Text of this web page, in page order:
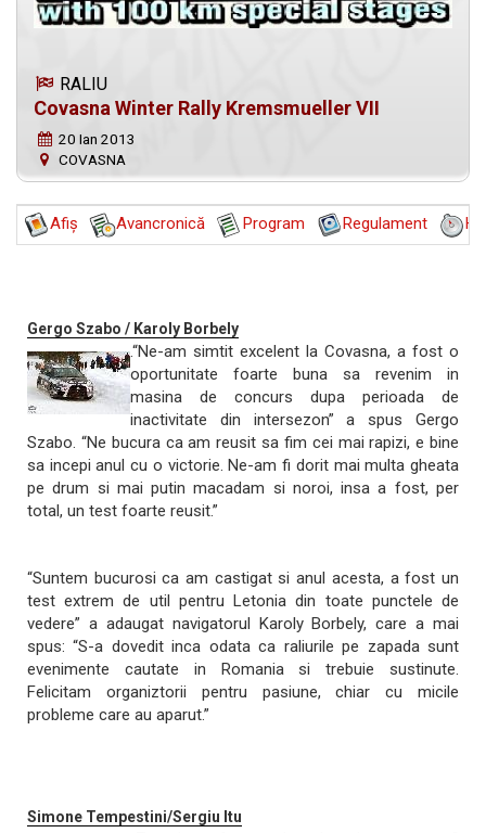
RALIU
Covasna Winter Rally Kremsmueller VII
20 Ian 2013
COVASNA
Afiş Avancronică Program Regulament
Gergo Szabo / Karoly Borbely
.“Ne-am simtit excelent la Covasna, a fost o
oportunitate foarte buna sa revenim in
masina de concurs dupa perioada de
inactivitate din intersezon” a spus Gergo
Szabo. “Ne bucura ca am reusit sa fim cei mai rapizi, e bine
sa incepi anul cu o victorie. Ne-am fi dorit mai multa gheata
pe drum si mai putin macadam si noroi, insa a fost, per
total, un test foarte reusit.”
“Suntem bucurosi ca am castigat si anul acesta, a fost un
test extrem de util pentru Letonia din toate punctele de
vedere” a adaugat navigatorul Karoly Borbely, care a mai
spus: “S-a dovedit inca odata ca raliurile pe zapada sunt
evenimente cautate in Romania si trebuie sustinute.
Felicitam organiztorii pentru pasiune, chiar cu micile
probleme care au aparut.”
Simone Tempestini/Sergiu Itu